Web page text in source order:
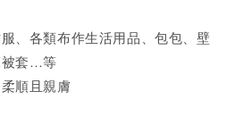
、各類布作生活用品、包包、壁
被套…等
順且親膚